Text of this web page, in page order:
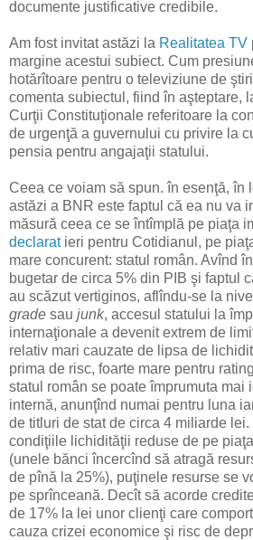
documente justificative credibile.
Am fost invitat astăzi la Realitatea TV
margine acestui subiect. Cum
hotărîtoare pentru o televiziune de
comenta subiectul, fiind în aşteptare,
Curţii Constituţionale referitoare la
de urgenţă a guvernului cu privire la
pensia pentru angajaţii statului.
Ceea ce voiam să spun. în esenţă, în
astăzi a BNR este faptul că ea nu va
măsură ceea ce se întîmplă pe piaţa
declaratieri pentru Cotidianul, pe
mare concurent: statul român. Avînd
bugetar de circa 5% din PIB şi faptul
au scăzut vertiginos, aflîndu-se la
grade sau junk, accesul statului la
internaţionale a devenit extrem de
relativ mari cauzate de lipsa de
prima de risc, foarte mare pentru
statul român se poate împrumuta mai
internă, anunţînd numai pentru luna
de titluri de stat de circa 4 miliarde lei.
condiţiile lichidităţii reduse de pe
(unele bănci încercînd să atragă
de pînă la 25%), puţinele resurse se
pe sprînceană. Decît să acorde
de 17% la lei unor clienţi care
cauza crizei economice şi risc de